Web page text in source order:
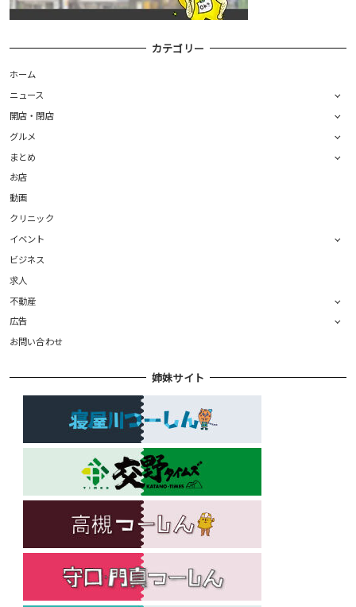
カテゴリー
ホーム
ニュース
開店・閉店
グルメ
まとめ
お店
動画
クリニック
イベント
ビジネス
求人
不動産
広告
お問い合わせ
姉妹サイト